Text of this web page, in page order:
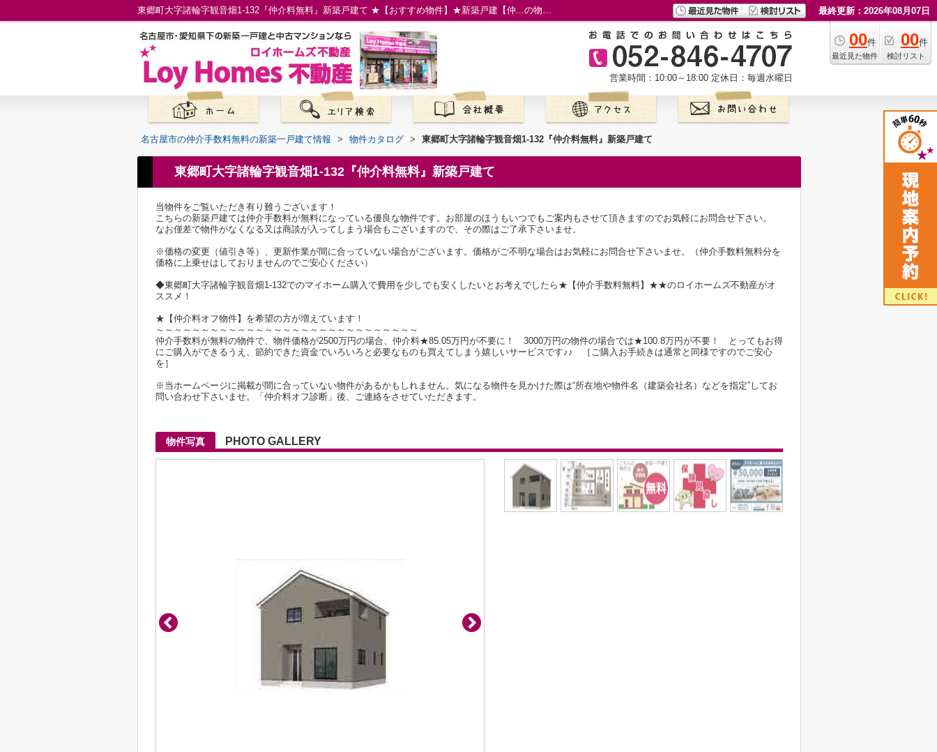
東郷町大字諸輪字観音畑1-132『仲介料無料』新築戸建て ★【おすすめ物件】★新築戸建【仲...の物件情報／名古屋市の仲介手数料無料の新築一戸建て／ロイホームズ不動産 最終更新：2026年08月07日
00件
最近見た物件
00件
検討リスト
営業時間：10:00～18:00 定休日：毎週水曜日
名古屋市の仲介手数料無料の新築一戸建て情報 > 物件カタログ > 東郷町大字諸輪字観音畑1-132『仲介料無料』新築戸建て
東郷町大字諸輪字観音畑1-132『仲介料無料』新築戸建て
当物件をご覧いただき有り難うございます！
こちらの新築戸建ては仲介手数料が無料になっている優良な物件です。お部屋のほうもいつでもご案内もさせて頂きますのでお気軽にお問合せ下さい。
なお僅差で物件がなくなる又は商談が入ってしまう場合もございますので、その際はご了承下さいませ。
※価格の変更（値引き等）、更新作業が間に合っていない場合がございます。価格がご不明な場合はお気軽にお問合せ下さいませ。（仲介手数料無料分を
価格に上乗せはしておりませんのでご安心ください）
◆東郷町大字諸輪字観音畑1-132でのマイホーム購入で費用を少しでも安くしたいとお考えでしたら★【仲介手数料無料】★★のロイホームズ不動産がオ
ススメ！
★【仲介料オフ物件】を希望の方が増えています！
～～～～～～～～～～～～～～～～～～～～～～～～～～～～～
仲介手数料が無料の物件で、物件価格が2500万円の場合、仲介料★85.05万円が不要に！ 3000万円の物件の場合では★100.8万円が不要！ とってもお得
にご購入ができるうえ、節約できた資金でいろいろと必要なものも買えてしまう嬉しいサービスです♪♪ ［ご購入お手続きは通常と同様ですのでご安心
を］
※当ホームページに掲載が間に合っていない物件があるかもしれません。気になる物件を見かけた際は“所在地や物件名（建築会社名）などを指定”してお
問い合わせ下さいませ。「仲介料オフ診断」後、ご連絡をさせていただきます。
物件写真 PHOTO GALLERY